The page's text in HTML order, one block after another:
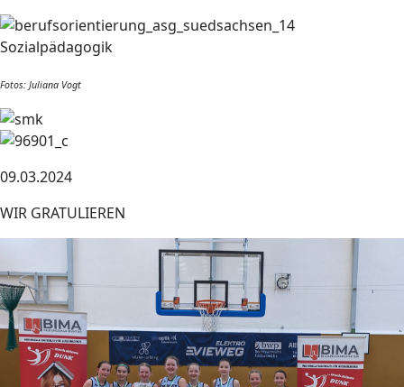
Sozialpädagogik
Fotos: Juliana Vogt
09.03.2024
WIR GRATULIEREN